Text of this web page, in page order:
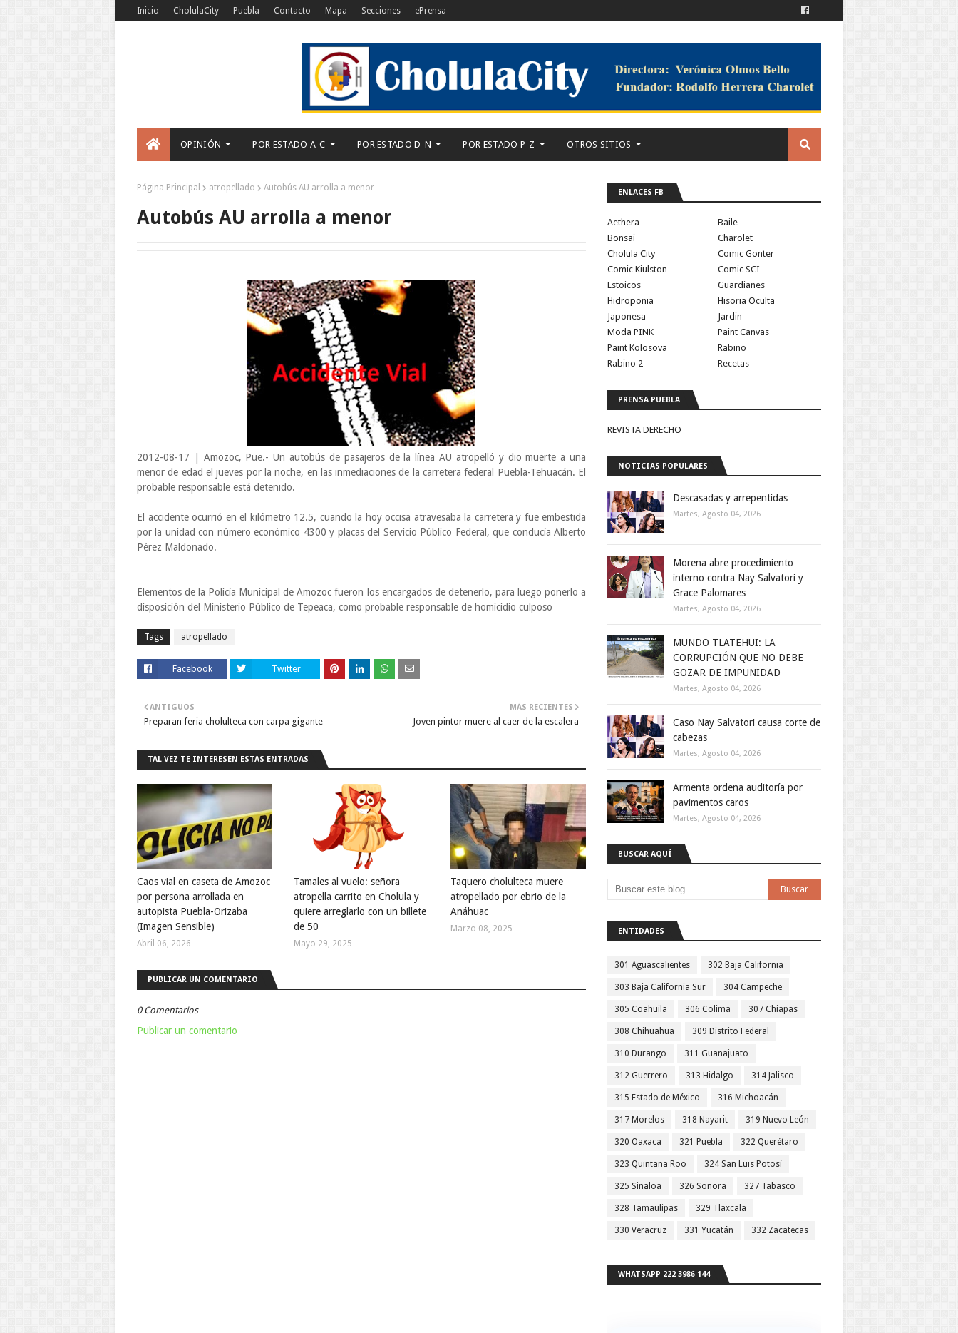
Inicio CholulaCity Puebla Contacto Mapa Secciones ePrensa
OPINIÓN POR ESTADO A-C POR ESTADO D-N POR ESTADO P-Z OTROS SITIOS
Página Principal atropellado Autobús AU arrolla a menor
Autobús AU arrolla a menor
2012-08-17 | Amozoc, Pue.- Un autobús de pasajeros de la línea AU atropelló y dio muerte a una
menor de edad el jueves por la noche, en las inmediaciones de la carretera federal Puebla-Tehuacán. El
probable responsable está detenido.
El accidente ocurrió en el kilómetro 12.5, cuando la hoy occisa atravesaba la carretera y fue embestida
por la unidad con número económico 4300 y placas del Servicio Público Federal, que conducía Alberto
Pérez Maldonado.
Elementos de la Policía Municipal de Amozoc fueron los encargados de detenerlo, para luego ponerlo a
disposición del Ministerio Público de Tepeaca, como probable responsable de homicidio culposo
Tags atropellado
Facebook Twitter
MÁS RECIENTES
Joven pintor muere al caer de la escalera
ANTIGUOS
Preparan feria cholulteca con carpa gigante
TAL VEZ TE INTERESEN ESTAS ENTRADAS
Caos vial en caseta de Amozoc
por persona arrollada en
autopista Puebla-Orizaba
(Imagen Sensible)
Abril 06, 2026
Tamales al vuelo: señora
atropella carrito en Cholula y
quiere arreglarlo con un billete
de 50
Mayo 29, 2025
Taquero cholulteca muere
atropellado por ebrio de la
Anáhuac
Marzo 08, 2025
PUBLICAR UN COMENTARIO
0 Comentarios
Publicar un comentario
ENLACES FB
Aethera
Baile
Bonsai
Charolet
Cholula City
Comic Gonter
Comic Kiulston
Comic SCI
Estoicos
Guardianes
Hidroponia
Hisoria Oculta
Japonesa
Jardin
Moda PINK
Paint Canvas
Paint Kolosova
Rabino
Rabino 2
Recetas
PRENSA PUEBLA
REVISTA DERECHO
NOTICIAS POPULARES
Descasadas y arrepentidas
Martes, Agosto 04, 2026
Morena abre procedimiento
interno contra Nay Salvatori y
Grace Palomares
Martes, Agosto 04, 2026
MUNDO TLATEHUI: LA
CORRUPCIÓN QUE NO DEBE
GOZAR DE IMPUNIDAD
Martes, Agosto 04, 2026
Caso Nay Salvatori causa corte de
cabezas
Martes, Agosto 04, 2026
Armenta ordena auditoría por
pavimentos caros
Martes, Agosto 04, 2026
BUSCAR AQUÍ
ENTIDADES
301 Aguascalientes 302 Baja California
303 Baja California Sur 304 Campeche
305 Coahuila 306 Colima 307 Chiapas
308 Chihuahua 309 Distrito Federal
310 Durango 311 Guanajuato
312 Guerrero 313 Hidalgo 314 Jalisco
315 Estado de México 316 Michoacán
317 Morelos 318 Nayarit 319 Nuevo León
320 Oaxaca 321 Puebla 322 Querétaro
323 Quintana Roo 324 San Luis Potosí
325 Sinaloa 326 Sonora 327 Tabasco
328 Tamaulipas 329 Tlaxcala
330 Veracruz 331 Yucatán 332 Zacatecas
WHATSAPP 222 3986 144